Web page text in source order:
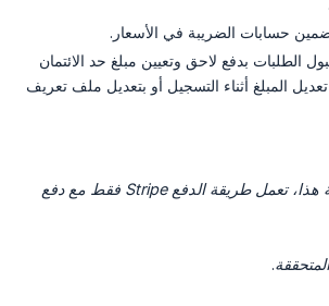
حسابات الضريبة في الأسعار.
الطلبات بدفع لاحق وتعيين مبلغ حد الائتمان
المبلغ أثناء التسجيل أو بتعديل ملف تعريف
.